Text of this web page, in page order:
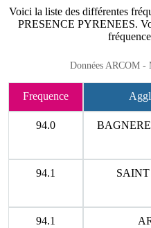
Voici la liste des différentes
PRESENCE PYRENEES.
Données ARCOM -
Frequence
94.0
94.1
94.1